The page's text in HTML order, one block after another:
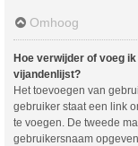
Omhoog
Hoe verwijder of voeg
vijandenlijst?
Het toevoegen van
gebruiker staat een link
te voegen. De tweede
gebruikersnaam